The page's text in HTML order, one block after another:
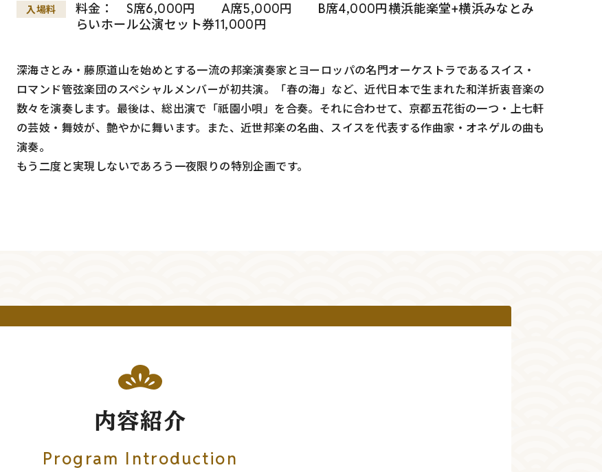
入場料
料金： S席6,000円 A席5,000円 B席4,000円横浜能楽堂+横浜みなとみ
らいホール公演セット券11,000円
深海さとみ・藤原道山を始めとする一流の邦楽演奏家とヨーロッパの名門オーケストラであるスイス・
ロマンド管弦楽団のスペシャルメンバーが初共演。「春の海」など、近代日本で生まれた和洋折衷音楽の
数々を演奏します。最後は、総出演で「祇園小唄」を合奏。それに合わせて、京都五花街の一つ・上七軒
の芸妓・舞妓が、艶やかに舞います。また、近世邦楽の名曲、スイスを代表する作曲家・オネゲルの曲も
演奏。
もう二度と実現しないであろう一夜限りの特別企画です。
内容紹介
Program Introduction